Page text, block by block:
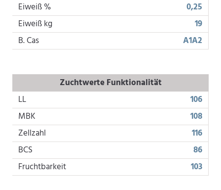
Eiweiß %
0,25
Eiweiß kg
19
B. Cas
A1A2
Zuchtwerte Funktionalität
LL
106
MBK
108
Zellzahl
116
BCS
86
Fruchtbarkeit
103